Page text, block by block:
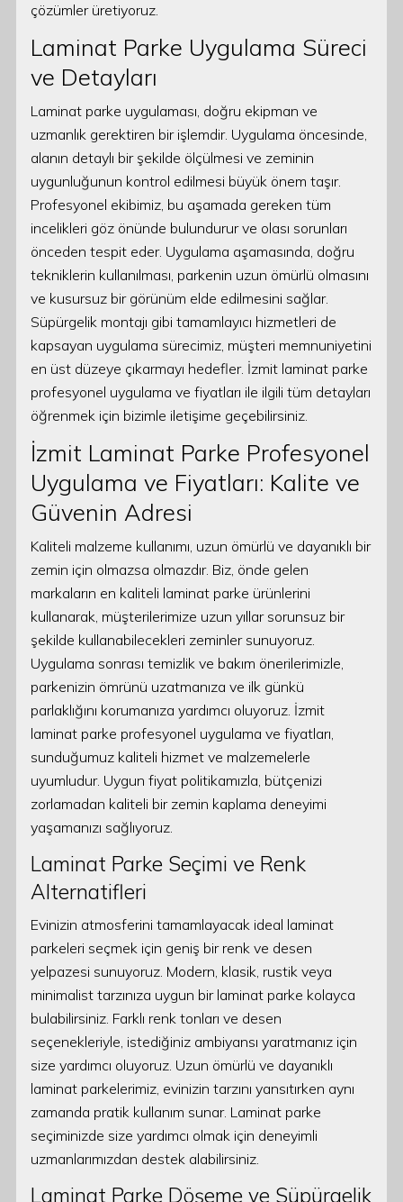
çözümler üretiyoruz.
Laminat Parke Uygulama Süreci
ve Detayları
Laminat parke uygulaması, doğru ekipman ve
uzmanlık gerektiren bir işlemdir. Uygulama öncesinde,
alanın detaylı bir şekilde ölçülmesi ve zeminin
uygunluğunun kontrol edilmesi büyük önem taşır.
Profesyonel ekibimiz, bu aşamada gereken tüm
incelikleri göz önünde bulundurur ve olası sorunları
önceden tespit eder. Uygulama aşamasında, doğru
tekniklerin kullanılması, parkenin uzun ömürlü olmasını
ve kusursuz bir görünüm elde edilmesini sağlar.
Süpürgelik montajı gibi tamamlayıcı hizmetleri de
kapsayan uygulama sürecimiz, müşteri memnuniyetini
en üst düzeye çıkarmayı hedefler. İzmit laminat parke
profesyonel uygulama ve fiyatları ile ilgili tüm detayları
öğrenmek için bizimle iletişime geçebilirsiniz.
İzmit Laminat Parke Profesyonel
Uygulama ve Fiyatları: Kalite ve
Güvenin Adresi
Kaliteli malzeme kullanımı, uzun ömürlü ve dayanıklı bir
zemin için olmazsa olmazdır. Biz, önde gelen
markaların en kaliteli laminat parke ürünlerini
kullanarak, müşterilerimize uzun yıllar sorunsuz bir
şekilde kullanabilecekleri zeminler sunuyoruz.
Uygulama sonrası temizlik ve bakım önerilerimizle,
parkenizin ömrünü uzatmanıza ve ilk günkü
parlaklığını korumanıza yardımcı oluyoruz. İzmit
laminat parke profesyonel uygulama ve fiyatları,
sunduğumuz kaliteli hizmet ve malzemelerle
uyumludur. Uygun fiyat politikamızla, bütçenizi
zorlamadan kaliteli bir zemin kaplama deneyimi
yaşamanızı sağlıyoruz.
Laminat Parke Seçimi ve Renk
Alternatifleri
Evinizin atmosferini tamamlayacak ideal laminat
parkeleri seçmek için geniş bir renk ve desen
yelpazesi sunuyoruz. Modern, klasik, rustik veya
minimalist tarzınıza uygun bir laminat parke kolayca
bulabilirsiniz. Farklı renk tonları ve desen
seçenekleriyle, istediğiniz ambiyansı yaratmanız için
size yardımcı oluyoruz. Uzun ömürlü ve dayanıklı
laminat parkelerimiz, evinizin tarzını yansıtırken aynı
zamanda pratik kullanım sunar. Laminat parke
seçiminizde size yardımcı olmak için deneyimli
uzmanlarımızdan destek alabilirsiniz.
Laminat Parke Döşeme ve Süpürgelik